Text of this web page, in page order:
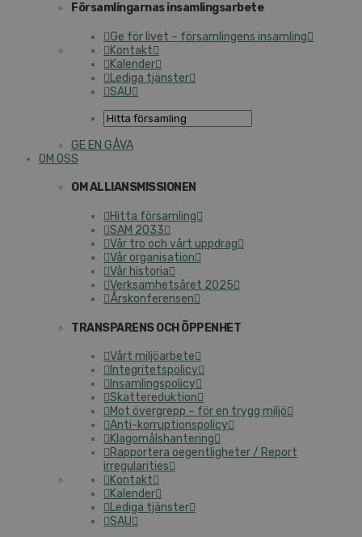
Församlingarnas insamlingsarbete
Ge för livet – församlingens insamling
Kontakt
Kalender
Lediga tjänster
SAU
GE EN GÅVA
OM OSS
OM ALLIANSMISSIONEN
Hitta församling
SAM 2033
Vår tro och vårt uppdrag
Vår organisation
Vår historia
Verksamhetsåret 2025
Årskonferensen
TRANSPARENS OCH ÖPPENHET
Vårt miljöarbete
Integritetspolicy
Insamlingspolicy
Skattereduktion
Mot övergrepp – för en trygg miljö
Anti-korruptionspolicy
Klagomålshantering
Rapportera oegentligheter / Report
irregularities
Kontakt
Kalender
Lediga tjänster
SAU